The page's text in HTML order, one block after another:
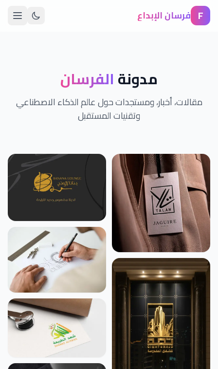
F فرسان الإبداع
مدونةالفرسان
مقالات، أخبار، ومستجدات حول عالم الذكاء الاصطناعي
وتقنيات المستقبل